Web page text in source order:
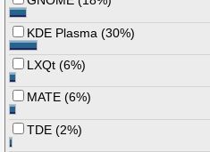
KDE Plasma (30%)
LXQt (6%)
MATE (6%)
TDE (2%)